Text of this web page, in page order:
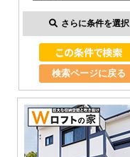
さらに条件を選択
検索ページに戻る